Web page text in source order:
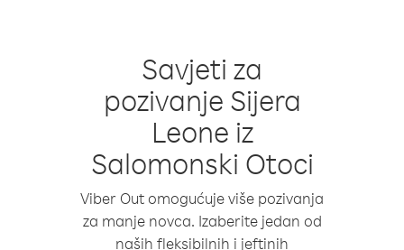
Savjeti za
pozivanje Sijera
Leone iz
Salomonski Otoci
Viber Out omogućuje više pozivanja
za manje novca. Izaberite jedan od
naših fleksibilnih i jeftinih